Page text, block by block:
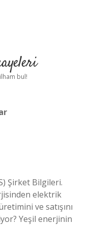
bul!
Şirket Bilgileri.
elektrik
ve satışını
Yeşil enerjinin